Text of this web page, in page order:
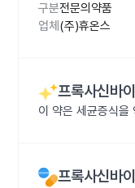
구분전문의약품
업체 (주)휴온스
프록사신바
이 약은 세균증식을
프록사신바